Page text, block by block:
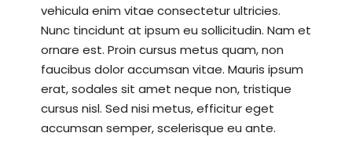
vehicula enim vitae consectetur ultricies.
Nunc tincidunt at ipsum eu sollicitudin. Nam et
ornare est. Proin cursus metus quam, non
faucibus dolor accumsan vitae. Mauris ipsum
erat, sodales sit amet neque non, tristique
cursus nisl. Sed nisi metus, efficitur eget
accumsan semper, scelerisque eu ante.